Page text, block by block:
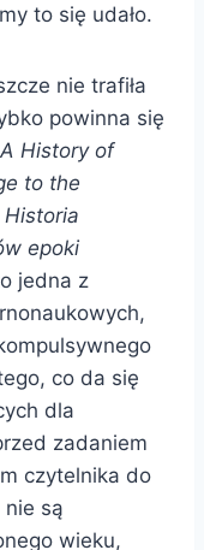
to się udało.
nie trafiła
powinna się
History of
to the
epoki
jedna z
co da się
dla
zadaniem
czytelnika do
są
wieku,